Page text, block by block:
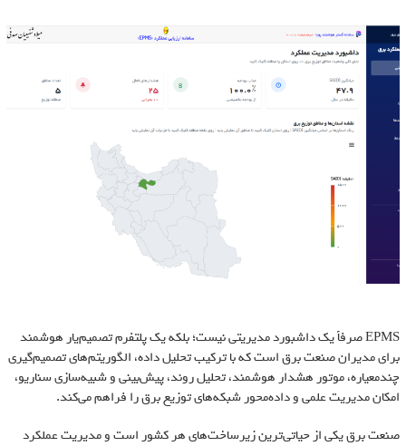
EPMS صرفاً یک داشبورد مدیریتی نیست؛ بلکه یک پلتفرم تصمیم‌یار هوشمند
برای مدیران صنعت برق است که با ترکیب تحلیل داده، الگوریتم‌های تصمیم‌گیری
چندمعیاره، موتور هشدار هوشمند، تحلیل روند، پیش‌بینی و شبیه‌سازی سناریو،
امکان مدیریت علمی و داده‌محور شبکه‌های توزیع برق را فراهم می‌کند.
صنعت برق یکی از حیاتی‌ترین زیرساخت‌های هر کشور است و مدیریت عملکرد